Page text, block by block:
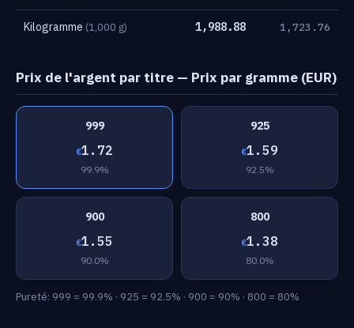
Kilogramme (1,000 g) 1,988.88 1,723.76
Prix de l'argent par titre — Prix par gramme (EUR)
999
€1.72
99.9%
925
€1.59
92.5%
900
€1.55
90.0%
800
€1.38
80.0%
Pureté: 999 = 99.9% · 925 = 92.5% · 900 = 90% · 800 = 80%